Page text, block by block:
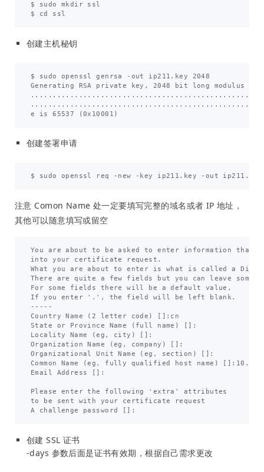
$ sudo mkdir ssl
创建主机秘钥
$ sudo openssl genrsa -out ip211.key 2048
Generating RSA private key, 2048 bit long modulus
创建签署申请
注意 Comon Name 处一定要填写完整的域名或者 IP 地址，
其他可以随意填写或留空
You are about to be asked to enter information that
into your certificate request.
What you are about to enter is what is called a
There are quite a few fields but you can leave some
For some fields there will be a default value,
If you enter '.', the field will be left blank.
-----
Country Name (2 letter code) []:cn
State or Province Name (full name) []:
Locality Name (eg, city) []:
Organization Name (eg, company) []:
Organizational Unit Name (eg, section) []:
Common Name (eg, fully qualified host name)
Email Address []:
Please enter the following 'extra' attributes
to be sent with your certificate request
创建 SSL 证书
-days 参数后面是证书有效期，根据自己需求更改